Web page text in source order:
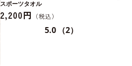
スポーツタオル
2,200円
5.0 （2）